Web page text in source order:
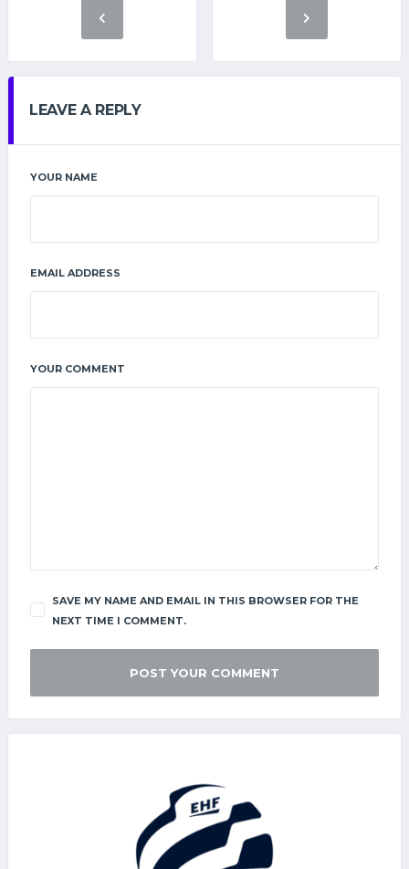
LEAVE A REPLY
YOUR NAME
EMAIL ADDRESS
YOUR COMMENT
SAVE MY NAME AND EMAIL IN THIS BROWSER FOR THE
NEXT TIME I COMMENT.